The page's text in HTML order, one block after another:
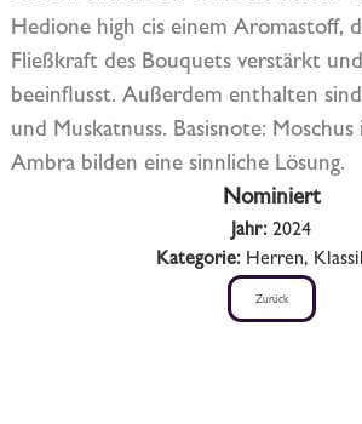
Hedione high cis einem Aromastoff,
Fließkraft des Bouquets verstärkt
beeinflusst. Außerdem enthalten
und Muskatnuss. Basisnote:
Ambra bilden eine sinnliche Lösung.
Nominiert
Jahr: 2024
Kategorie: Herren,
Zurück